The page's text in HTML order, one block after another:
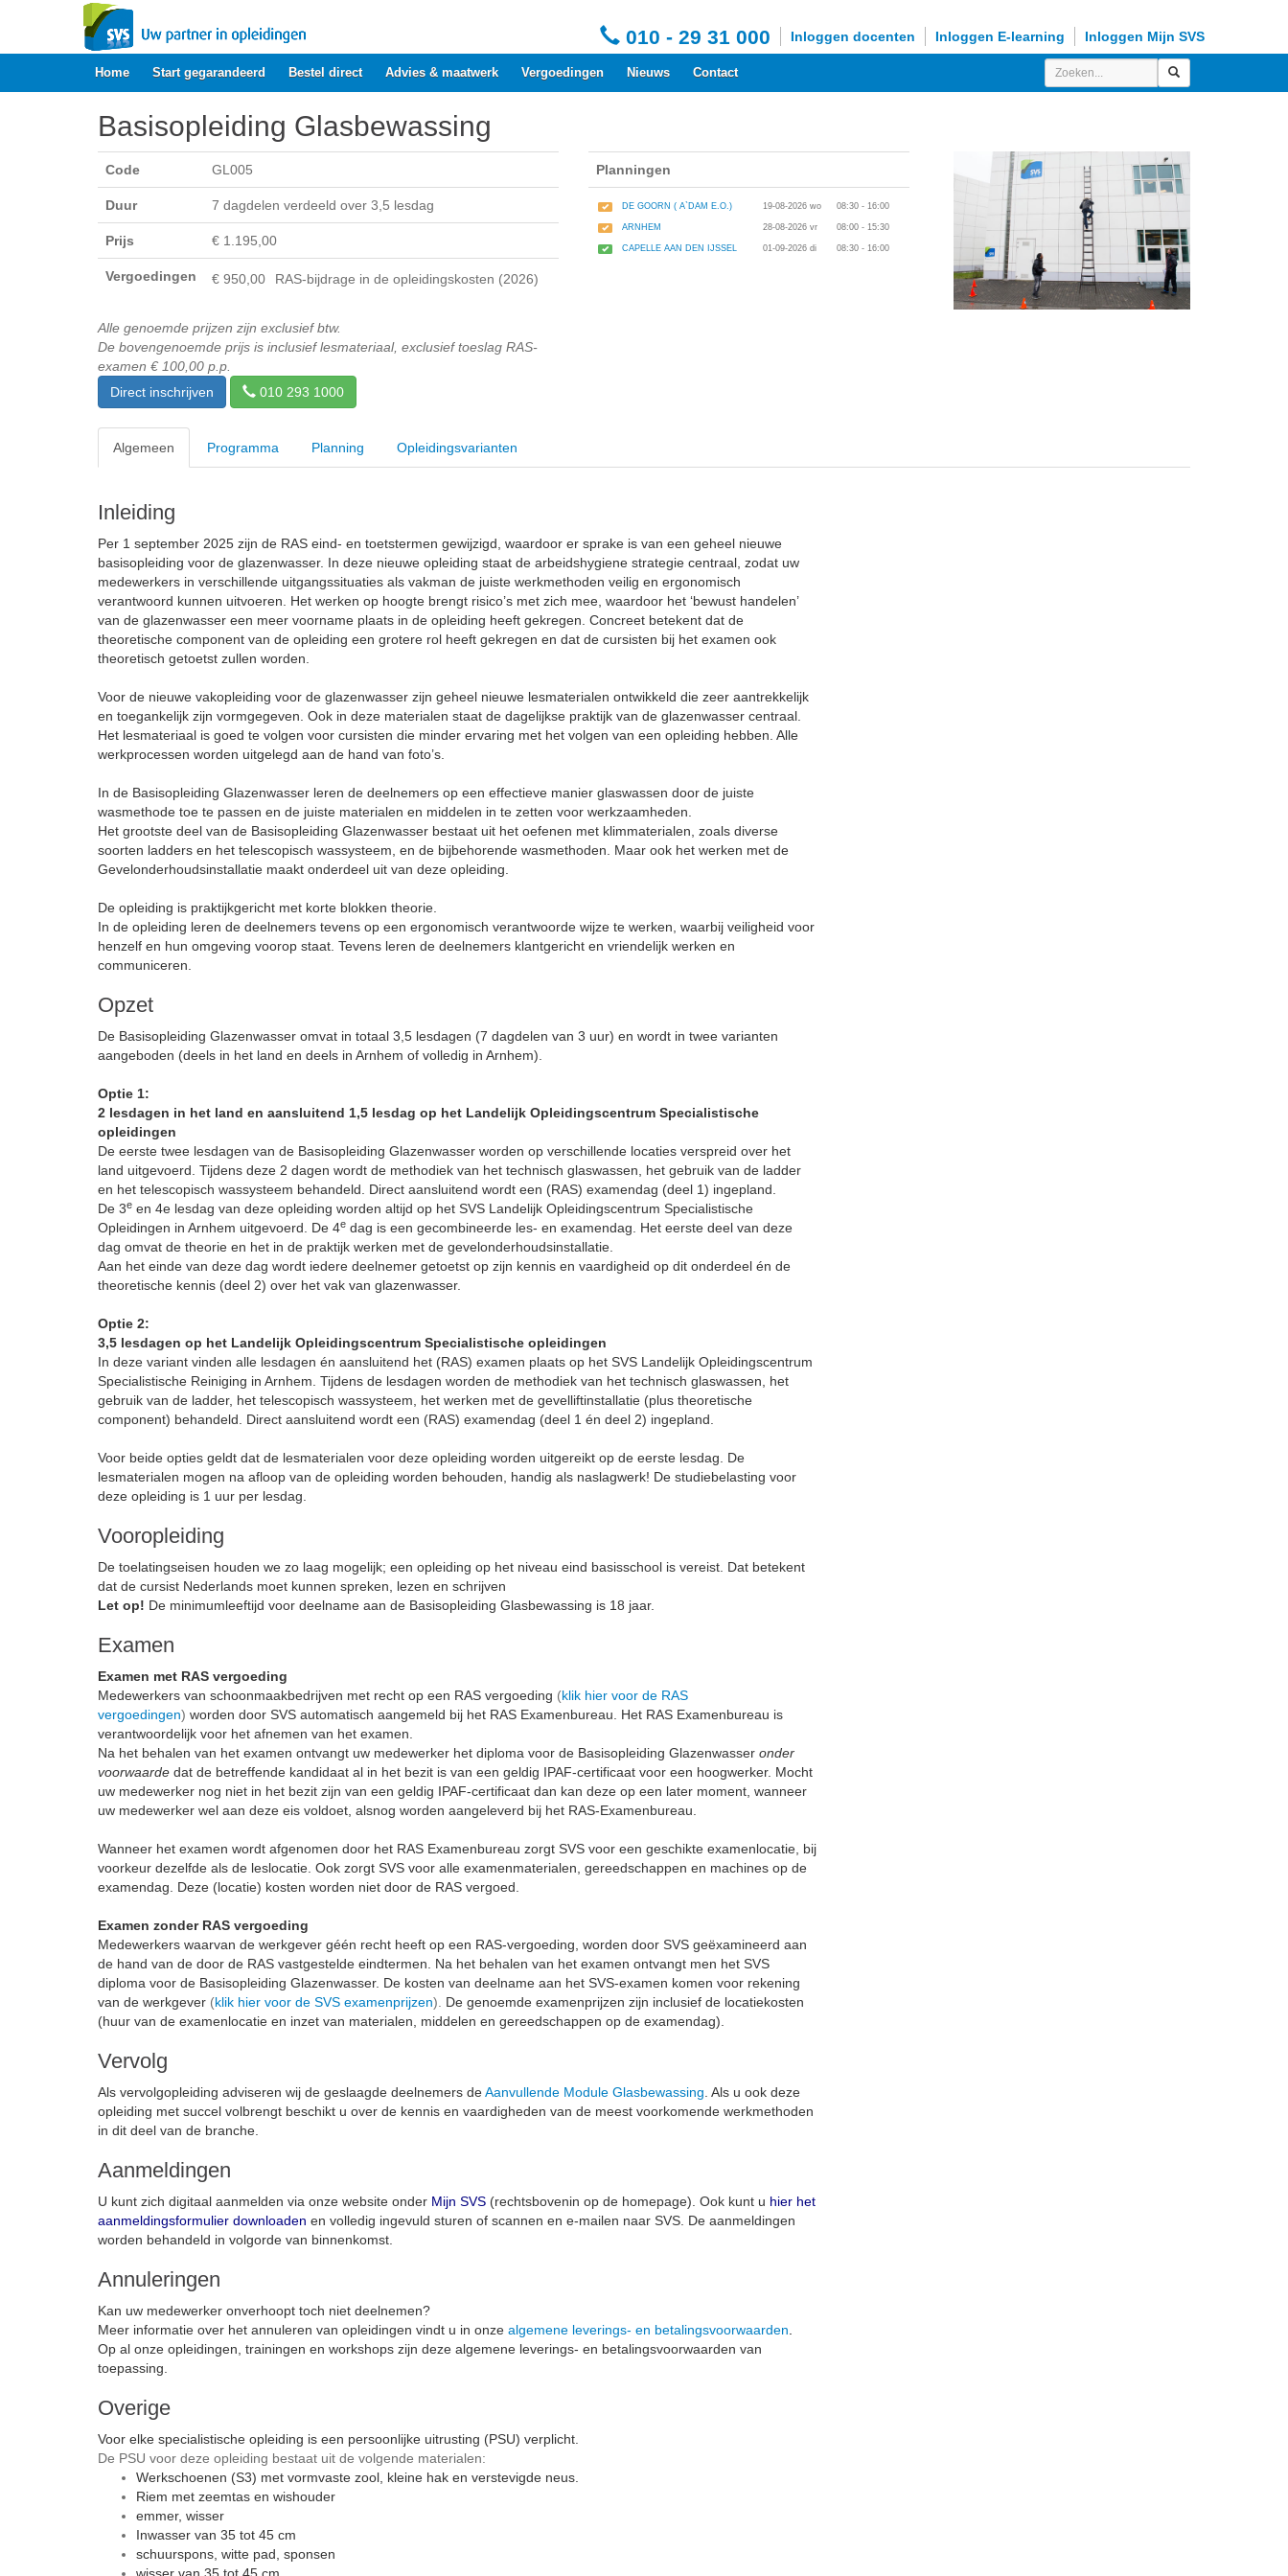
010 - 29 31 000 Inloggen docenten Inloggen E-learning Inloggen Mijn SVS
Home Start gegarandeerd Bestel direct Advies & maatwerk Vergoedingen Nieuws Contact
Basisopleiding Glasbewassing
Code GL005
Duur 7 dagdelen verdeeld over 3,5 lesdag
Prijs € 1.195,00
Vergoedingen € 950,00 RAS-bijdrage in de opleidingskosten (2026)
Alle genoemde prijzen zijn exclusief btw.
De bovengenoemde prijs is inclusief lesmateriaal, exclusief toeslag RAS-
examen € 100,00 p.p.
Planningen
DE GOORN ( A`DAM E.O.) 19-08-2026 wo 08:30 - 16:00
ARNHEM 28-08-2026 vr 08:00 - 15:30
CAPELLE AAN DEN IJSSEL 01-09-2026 di 08:30 - 16:00
Direct inschrijven 010 293 1000
Algemeen Programma Planning Opleidingsvarianten
Inleiding
Per 1 september 2025 zijn de RAS eind- en toetstermen gewijzigd, waardoor er sprake is van een geheel nieuwe
basisopleiding voor de glazenwasser. In deze nieuwe opleiding staat de arbeidshygiene strategie centraal, zodat uw
medewerkers in verschillende uitgangssituaties als vakman de juiste werkmethoden veilig en ergonomisch
verantwoord kunnen uitvoeren. Het werken op hoogte brengt risico’s met zich mee, waardoor het ‘bewust handelen’
van de glazenwasser een meer voorname plaats in de opleiding heeft gekregen. Concreet betekent dat de
theoretische component van de opleiding een grotere rol heeft gekregen en dat de cursisten bij het examen ook
theoretisch getoetst zullen worden.
Voor de nieuwe vakopleiding voor de glazenwasser zijn geheel nieuwe lesmaterialen ontwikkeld die zeer aantrekkelijk
en toegankelijk zijn vormgegeven. Ook in deze materialen staat de dagelijkse praktijk van de glazenwasser centraal.
Het lesmateriaal is goed te volgen voor cursisten die minder ervaring met het volgen van een opleiding hebben. Alle
werkprocessen worden uitgelegd aan de hand van foto’s.
In de Basisopleiding Glazenwasser leren de deelnemers op een effectieve manier glaswassen door de juiste
wasmethode toe te passen en de juiste materialen en middelen in te zetten voor werkzaamheden.
Het grootste deel van de Basisopleiding Glazenwasser bestaat uit het oefenen met klimmaterialen, zoals diverse
soorten ladders en het telescopisch wassysteem, en de bijbehorende wasmethoden. Maar ook het werken met de
Gevelonderhoudsinstallatie maakt onderdeel uit van deze opleiding.
De opleiding is praktijkgericht met korte blokken theorie.
In de opleiding leren de deelnemers tevens op een ergonomisch verantwoorde wijze te werken, waarbij veiligheid voor
henzelf en hun omgeving voorop staat. Tevens leren de deelnemers klantgericht en vriendelijk werken en
communiceren.
Opzet
De Basisopleiding Glazenwasser omvat in totaal 3,5 lesdagen (7 dagdelen van 3 uur) en wordt in twee varianten
aangeboden (deels in het land en deels in Arnhem of volledig in Arnhem).
Optie 1:
2 lesdagen in het land en aansluitend 1,5 lesdag op het Landelijk Opleidingscentrum Specialistische
opleidingen
De eerste twee lesdagen van de Basisopleiding Glazenwasser worden op verschillende locaties verspreid over het
land uitgevoerd. Tijdens deze 2 dagen wordt de methodiek van het technisch glaswassen, het gebruik van de ladder
en het telescopisch wassysteem behandeld. Direct aansluitend wordt een (RAS) examendag (deel 1) ingepland.
De 3e en 4e lesdag van deze opleiding worden altijd op het SVS Landelijk Opleidingscentrum Specialistische
Opleidingen in Arnhem uitgevoerd. De 4e dag is een gecombineerde les- en examendag. Het eerste deel van deze
dag omvat de theorie en het in de praktijk werken met de gevelonderhoudsinstallatie.
Aan het einde van deze dag wordt iedere deelnemer getoetst op zijn kennis en vaardigheid op dit onderdeel én de
theoretische kennis (deel 2) over het vak van glazenwasser.
Optie 2:
3,5 lesdagen op het Landelijk Opleidingscentrum Specialistische opleidingen
In deze variant vinden alle lesdagen én aansluitend het (RAS) examen plaats op het SVS Landelijk Opleidingscentrum
Specialistische Reiniging in Arnhem. Tijdens de lesdagen worden de methodiek van het technisch glaswassen, het
gebruik van de ladder, het telescopisch wassysteem, het werken met de gevelliftinstallatie (plus theoretische
component) behandeld. Direct aansluitend wordt een (RAS) examendag (deel 1 én deel 2) ingepland.
Voor beide opties geldt dat de lesmaterialen voor deze opleiding worden uitgereikt op de eerste lesdag. De
lesmaterialen mogen na afloop van de opleiding worden behouden, handig als naslagwerk! De studiebelasting voor
deze opleiding is 1 uur per lesdag.
Vooropleiding
De toelatingseisen houden we zo laag mogelijk; een opleiding op het niveau eind basisschool is vereist. Dat betekent
dat de cursist Nederlands moet kunnen spreken, lezen en schrijven
Let op! De minimumleeftijd voor deelname aan de Basisopleiding Glasbewassing is 18 jaar.
Examen
Examen met RAS vergoeding
Medewerkers van schoonmaakbedrijven met recht op een RAS vergoeding (klik hier voor de RAS
vergoedingen) worden door SVS automatisch aangemeld bij het RAS Examenbureau. Het RAS Examenbureau is
verantwoordelijk voor het afnemen van het examen.
Na het behalen van het examen ontvangt uw medewerker het diploma voor de Basisopleiding Glazenwasser onder
voorwaarde dat de betreffende kandidaat al in het bezit is van een geldig IPAF-certificaat voor een hoogwerker. Mocht
uw medewerker nog niet in het bezit zijn van een geldig IPAF-certificaat dan kan deze op een later moment, wanneer
uw medewerker wel aan deze eis voldoet, alsnog worden aangeleverd bij het RAS-Examenbureau.
Wanneer het examen wordt afgenomen door het RAS Examenbureau zorgt SVS voor een geschikte examenlocatie, bij
voorkeur dezelfde als de leslocatie. Ook zorgt SVS voor alle examenmaterialen, gereedschappen en machines op de
examendag. Deze (locatie) kosten worden niet door de RAS vergoed.
Examen zonder RAS vergoeding
Medewerkers waarvan de werkgever géén recht heeft op een RAS-vergoeding, worden door SVS geëxamineerd aan
de hand van de door de RAS vastgestelde eindtermen. Na het behalen van het examen ontvangt men het SVS
diploma voor de Basisopleiding Glazenwasser. De kosten van deelname aan het SVS-examen komen voor rekening
van de werkgever (klik hier voor de SVS examenprijzen). De genoemde examenprijzen zijn inclusief de locatiekosten
(huur van de examenlocatie en inzet van materialen, middelen en gereedschappen op de examendag).
Vervolg
Als vervolgopleiding adviseren wij de geslaagde deelnemers deAanvullende Module Glasbewassing . Als u ook deze
opleiding met succel volbrengt beschikt u over de kennis en vaardigheden van de meest voorkomende werkmethoden
in dit deel van de branche.
Aanmeldingen
U kunt zich digitaal aanmelden via onze website onder Mijn SVS (rechtsbovenin op de homepage). Ook kunt u hier het
aanmeldingsformulier downloaden en volledig ingevuld sturen of scannen en e-mailen naar SVS. De aanmeldingen
worden behandeld in volgorde van binnenkomst.
Annuleringen
Kan uw medewerker onverhoopt toch niet deelnemen?
Meer informatie over het annuleren van opleidingen vindt u in onze algemene leverings- en betalingsvoorwaarden
Op al onze opleidingen, trainingen en workshops zijn deze algemene leverings- en betalingsvoorwaarden van
toepassing.
Overige
Voor elke specialistische opleiding is een persoonlijke uitrusting (PSU) verplicht.
De PSU voor deze opleiding bestaat uit de volgende materialen:
Werkschoenen (S3) met vormvaste zool, kleine hak en verstevigde neus.
Riem met zeemtas en wishouder
emmer, wisser
Inwasser van 35 tot 45 cm
schuurspons, witte pad, sponsen